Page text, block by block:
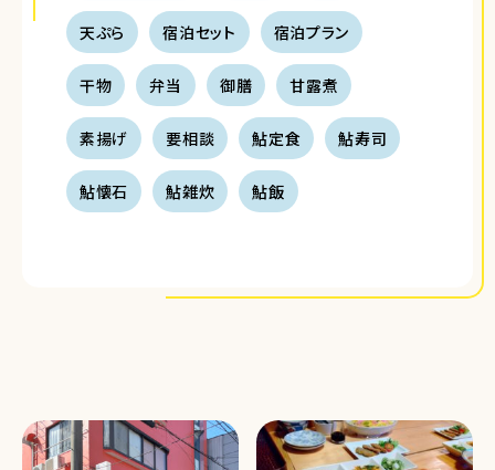
天ぷら 宿泊セット 宿泊プラン
干物 弁当 御膳 甘露煮
素揚げ 要相談 鮎定食 鮎寿司
鮎懐石 鮎雑炊 鮎飯